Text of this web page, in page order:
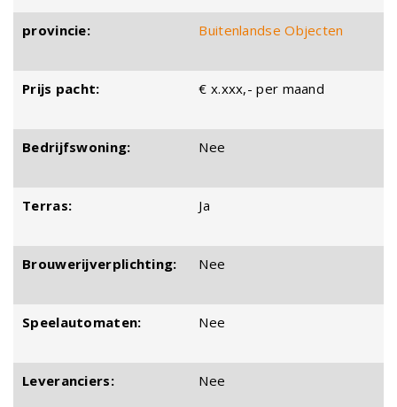
provincie: Buitenlandse Objecten
Prijs pacht: € x.xxx,- per maand
Bedrijfswoning: Nee
Terras: Ja
Brouwerijverplichting: Nee
Speelautomaten: Nee
Leveranciers: Nee